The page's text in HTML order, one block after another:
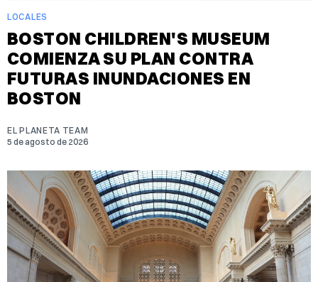
LOCALES
BOSTON CHILDREN'S MUSEUM
COMIENZA SU PLAN CONTRA
FUTURAS INUNDACIONES EN
BOSTON
EL PLANETA TEAM
5 de agosto de 2026